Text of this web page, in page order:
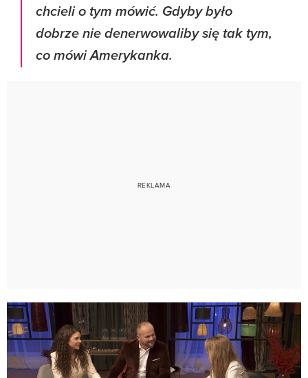
chcieli o tym mówić. Gdyby było
dobrze nie denerwowaliby się tak tym,
co mówi Amerykanka.